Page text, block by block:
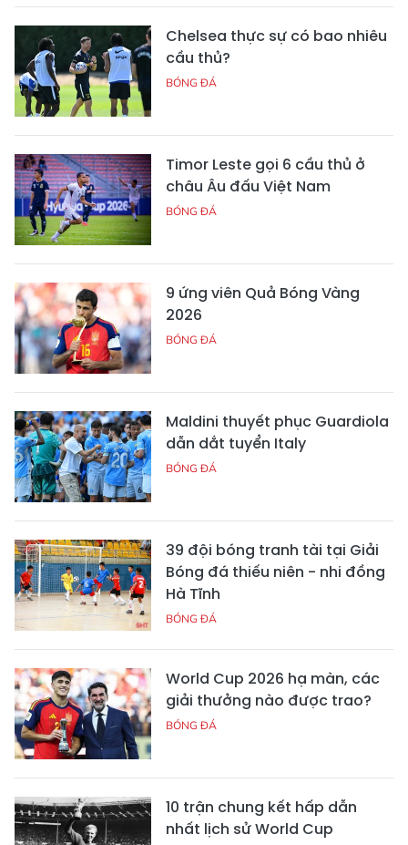
Chelsea thực sự có bao nhiêu
cầu thủ?
BÓNG ĐÁ
Timor Leste gọi 6 cầu thủ ở
châu Âu đấu Việt Nam
BÓNG ĐÁ
9 ứng viên Quả Bóng Vàng
2026
BÓNG ĐÁ
Maldini thuyết phục Guardiola
dẫn dắt tuyển Italy
BÓNG ĐÁ
39 đội bóng tranh tài tại Giải
Bóng đá thiếu niên - nhi đồng
Hà Tĩnh
BÓNG ĐÁ
World Cup 2026 hạ màn, các
giải thưởng nào được trao?
BÓNG ĐÁ
10 trận chung kết hấp dẫn
nhất lịch sử World Cup